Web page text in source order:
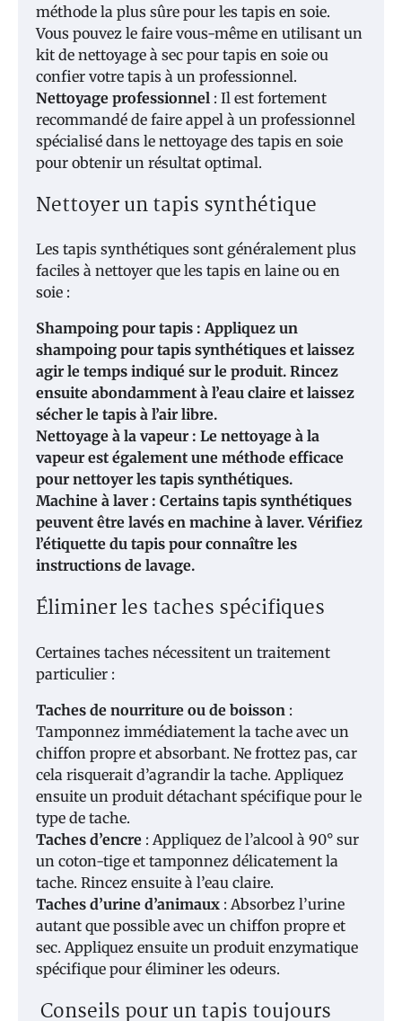
méthode la plus sûre pour les tapis en soie.
Vous pouvez le faire vous-même en utilisant un
kit de nettoyage à sec pour tapis en soie ou
confier votre tapis à un professionnel.
Nettoyage professionnel : Il est fortement
recommandé de faire appel à un professionnel
spécialisé dans le nettoyage des tapis en soie
pour obtenir un résultat optimal.
Nettoyer un tapis synthétique
Les tapis synthétiques sont généralement plus
faciles à nettoyer que les tapis en laine ou en
soie :
Shampoing pour tapis : Appliquez un
shampoing pour tapis synthétiques et laissez
agir le temps indiqué sur le produit. Rincez
ensuite abondamment à l’eau claire et laissez
sécher le tapis à l’air libre.
Nettoyage à la vapeur : Le nettoyage à la
vapeur est également une méthode efficace
pour nettoyer les tapis synthétiques.
Machine à laver : Certains tapis synthétiques
peuvent être lavés en machine à laver. Vérifiez
l’étiquette du tapis pour connaître les
instructions de lavage.
Éliminer les taches spécifiques
Certaines taches nécessitent un traitement
particulier :
Taches de nourriture ou de boisson :
Tamponnez immédiatement la tache avec un
chiffon propre et absorbant. Ne frottez pas, car
cela risquerait d’agrandir la tache. Appliquez
ensuite un produit détachant spécifique pour le
type de tache.
Taches d’encre : Appliquez de l’alcool à 90° sur
un coton-tige et tamponnez délicatement la
tache. Rincez ensuite à l’eau claire.
Taches d’urine d’animaux : Absorbez l’urine
autant que possible avec un chiffon propre et
sec. Appliquez ensuite un produit enzymatique
spécifique pour éliminer les odeurs.
Conseils pour un tapis toujours